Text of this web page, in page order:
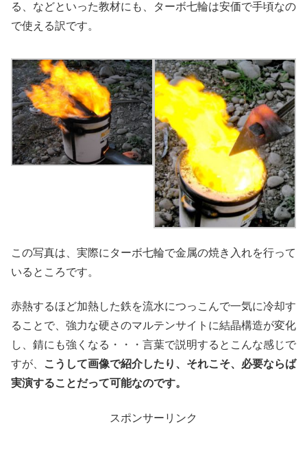
る、などといった教材にも、ターボ七輪は安価で手頃なの
で使える訳です。
この写真は、実際にターボ七輪で金属の焼き入れを行って
いるところです。
赤熱するほど加熱した鉄を流水につっこんで一気に冷却す
ることで、強力な硬さのマルテンサイトに結晶構造が変化
し、錆にも強くなる・・・言葉で説明するとこんな感じで
すが、
こうして画像で紹介したり、それこそ、必要ならば
実演することだって可能なのです。
スポンサーリンク